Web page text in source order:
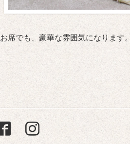
席でも、豪華な雰囲気になります。